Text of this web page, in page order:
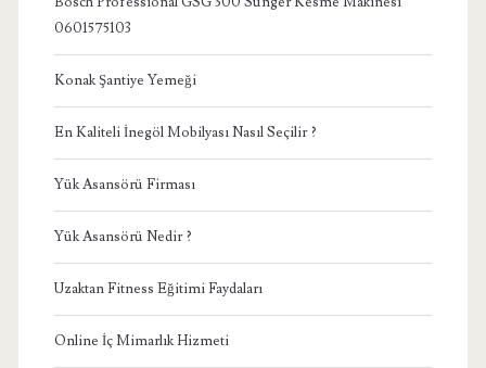
0601575103
Konak Şantiye Yemeği
En Kaliteli İnegöl Mobilyası Nasıl Seçilir ?
Yük Asansörü Firması
Yük Asansörü Nedir ?
Uzaktan Fitness Eğitimi Faydaları
Online İç Mimarlık Hizmeti